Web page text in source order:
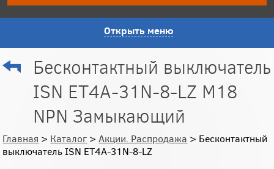
Открыть меню
Бесконтактный выключатель
ISN ET4A-31N-8-LZ M18
NPN Замыкающий
Главная > Каталог > Акции. Распродажа > Бесконтактный
выключатель ISN ET4A-31N-8-LZ